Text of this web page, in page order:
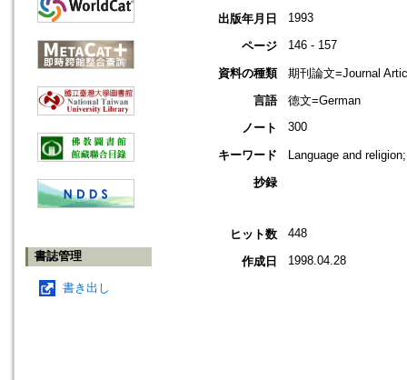
書誌管理
書き出し
出版年月日 1993
ページ 146 - 157
資料の種類
期刊論文=Journal
言語
德文=German
ノート
300
キーワード
Language and
抄録
ヒット数 448
作成日 1998.04.28